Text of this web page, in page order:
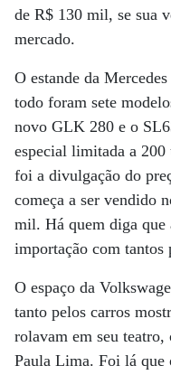
de R$ 130 mil, se sua
mercado.
O estande da
todo foram sete
novo GLK 280 e o
especial limitada a 200
foi a divulgação do
começa a ser vendido
mil. Há quem diga que
importação com tantos
O espaço da
tanto pelos carros
rolavam em seu teatro,
Paula Lima. Foi lá que